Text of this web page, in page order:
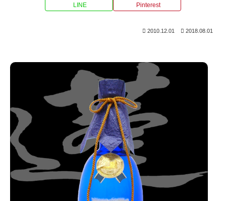
LINE Pinterest
2010.12.01 2018.08.01